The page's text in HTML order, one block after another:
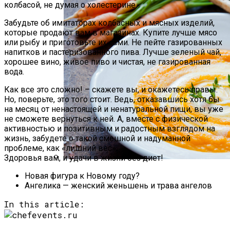
Рассказываем О Самых Питательных
Вариантах Блюд Для Тех, Кому
Рецепту».
колбасой, не думая о холестерине.
Забудьте об имитаторах колбасных и мясных изделий,
которые продают вам в магазинах. Купите лучше мясо
или рыбу и приготовьте их сами. Не пейте газированных
напитков и пастеризованного пива. Лучше зеленый чай,
хорошее вино, живое пиво и чистая, не газированная
вода.
Как все это сложно! – скажете вы, и окажетесь правы.
Но, поверьте, это того стоит. Ведь, отказавшись хотя бы
на месяц от ненастоящей и ненатуральной пищи, вы уже
не сможете вернуться к ней. А, вместе с физической
активностью и позитивным и радостным взглядом на
жизнь, забудете о такой смешной и надуманной
проблеме, как «лишний вес».
Здоровья вам, и удачи в жизни без диет!
Новая фигура к Новому году?
Ангелика — женский женьшень и трава ангелов
In this article: